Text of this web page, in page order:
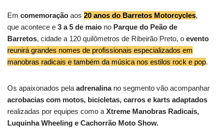
Em comemoração aos 20 anos do Barretos Motorcycles,
que acontece e 3 a 5 de maio no Parque do Peão de
Barretos, cidade a 120 quilômetros de Ribeirão Preto, o evento
reunirá grandes nomes de profissionais especializados em
manobras radicais e também da música nos estilos rock e pop.
Os apaixonados pela adrenalinano segmento vão acompanhar
acrobacias com motos, bicicletas, carros e karts adaptados
realizadas por equipes como a Xtreme Manobras Radicais,
Luquinha Wheeling e Cachorrão Moto Show.